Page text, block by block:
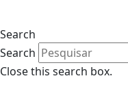
Search
Search
Close this search box.